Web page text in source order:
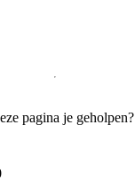
pagina je geholpen?